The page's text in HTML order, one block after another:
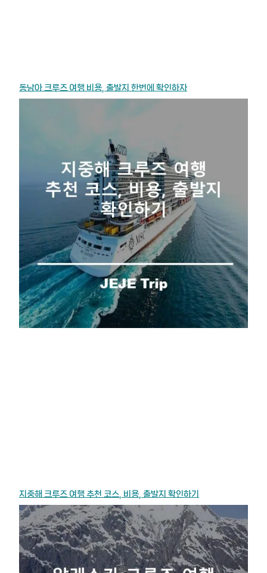
동남아 크루즈 여행 비용, 출발지 한번에 확인하자
지중해 크루즈 여행 추천 코스, 비용, 출발지 확인하기